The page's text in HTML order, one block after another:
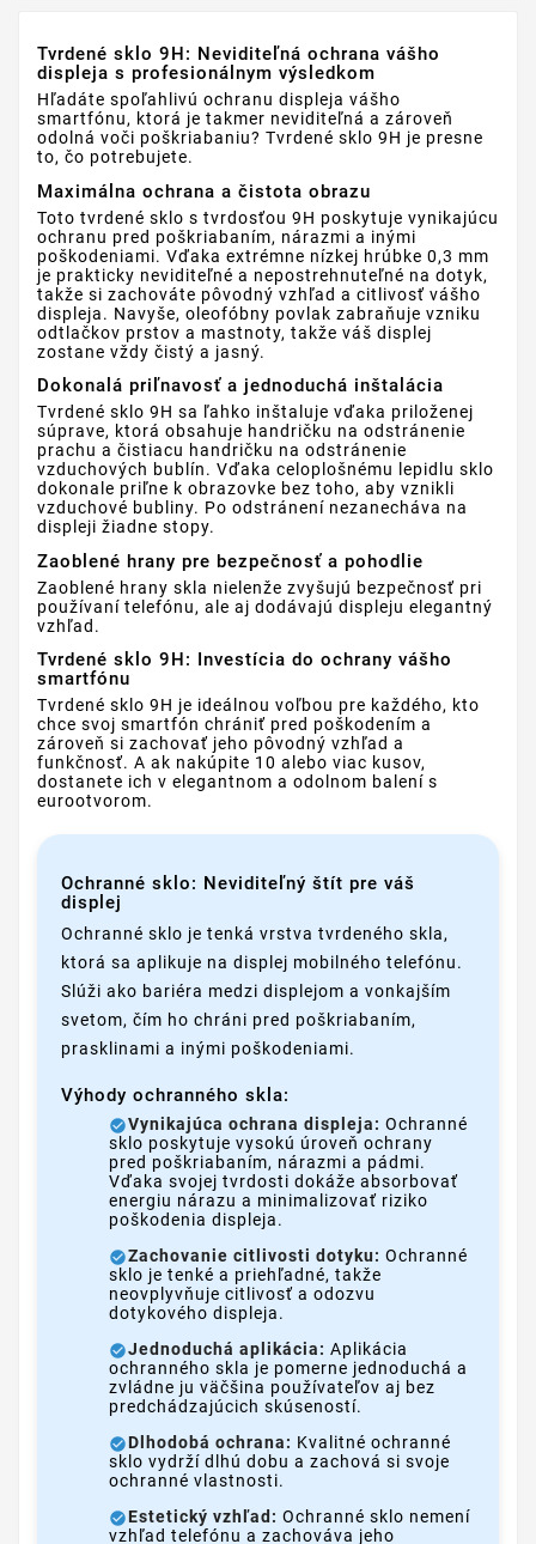
Tvrdené sklo 9H: Neviditeľná ochrana vášho
displeja s profesionálnym výsledkom
Hľadáte spoľahlivú ochranu displeja vášho
smartfónu, ktorá je takmer neviditeľná a zároveň
odolná voči poškriabaniu? Tvrdené sklo 9H je presne
to, čo potrebujete.
Maximálna ochrana a čistota obrazu
Toto tvrdené sklo s tvrdosťou 9H poskytuje vynikajúcu
ochranu pred poškriabaním, nárazmi a inými
poškodeniami. Vďaka extrémne nízkej hrúbke 0,3 mm
je prakticky neviditeľné a nepostrehnuteľné na dotyk,
takže si zachováte pôvodný vzhľad a citlivosť vášho
displeja. Navyše, oleofóbny povlak zabraňuje vzniku
odtlačkov prstov a mastnoty, takže váš displej
zostane vždy čistý a jasný.
Dokonalá priľnavosť a jednoduchá inštalácia
Tvrdené sklo 9H sa ľahko inštaluje vďaka priloženej
súprave, ktorá obsahuje handričku na odstránenie
prachu a čistiacu handričku na odstránenie
vzduchových bublín. Vďaka celoplošnému lepidlu sklo
dokonale priľne k obrazovke bez toho, aby vznikli
vzduchové bubliny. Po odstránení nezanecháva na
displeji žiadne stopy.
Zaoblené hrany pre bezpečnosť a pohodlie
Zaoblené hrany skla nielenže zvyšujú bezpečnosť pri
používaní telefónu, ale aj dodávajú displeju elegantný
vzhľad.
Tvrdené sklo 9H: Investícia do ochrany vášho
smartfónu
Tvrdené sklo 9H je ideálnou voľbou pre každého, kto
chce svoj smartfón chrániť pred poškodením a
zároveň si zachovať jeho pôvodný vzhľad a
funkčnosť. A ak nakúpite 10 alebo viac kusov,
dostanete ich v elegantnom a odolnom balení s
eurootvorom.
Ochranné sklo: Neviditeľný štít pre váš
displej
Ochranné sklo je tenká vrstva tvrdeného skla,
ktorá sa aplikuje na displej mobilného telefónu.
Slúži ako bariéra medzi displejom a vonkajším
svetom, čím ho chráni pred poškriabaním,
prasklinami a inými poškodeniami.
Výhody ochranného skla:
Vynikajúca ochrana displeja: Ochranné
sklo poskytuje vysokú úroveň ochrany
pred poškriabaním, nárazmi a pádmi.
Vďaka svojej tvrdosti dokáže absorbovať
energiu nárazu a minimalizovať riziko
poškodenia displeja.
Zachovanie citlivosti dotyku: Ochranné
sklo je tenké a priehľadné, takže
neovplyvňuje citlivosť a odozvu
dotykového displeja.
Jednoduchá aplikácia: Aplikácia
ochranného skla je pomerne jednoduchá a
zvládne ju väčšina používateľov aj bez
predchádzajúcich skúseností.
Dlhodobá ochrana: Kvalitné ochranné
sklo vydrží dlhú dobu a zachová si svoje
ochranné vlastnosti.
Estetický vzhľad: Ochranné sklo nemení
vzhľad telefónu a zachováva jeho